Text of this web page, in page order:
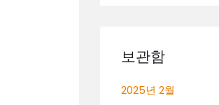
보관함
2025년 2월